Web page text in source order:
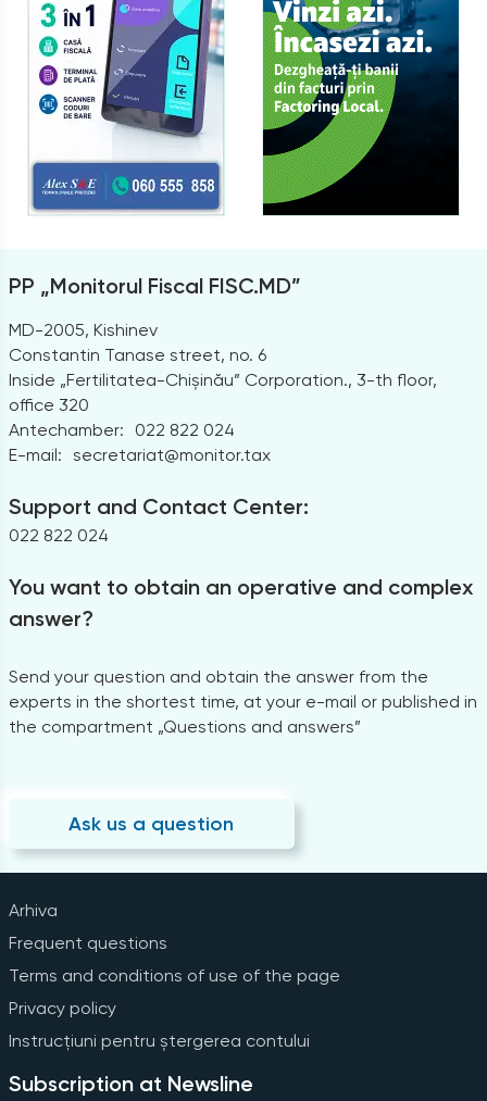
PP „Monitorul Fiscal FISC.MD”
MD-2005, Kishinev
Constantin Tanase street, no. 6
Inside „Fertilitatea-Chișinău” Corporation., 3-th floor,
office 320
Antechamber:
022 822 024
E-mail: secretariat@monitor.tax
Support and Contact Center:
022 822 024
You want to obtain an operative and complex
answer?
Send your question and obtain the answer from the
experts in the shortest time, at your e-mail or published in
the compartment „Questions and answers”
Ask us a question
Arhiva
Frequent questions
Terms and conditions of use of the page
Privacy policy
Instrucțiuni pentru ștergerea contului
Subscription at Newsline